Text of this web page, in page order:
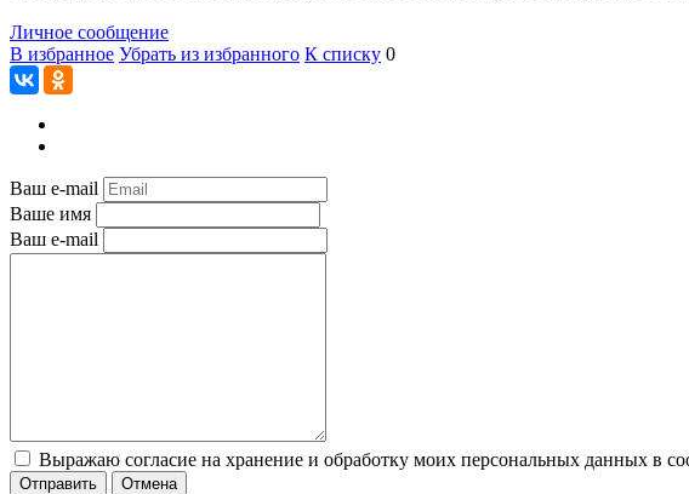
Личное сообщение
В избранное Убрать из избранного К списку 0
Ваш e-mail
Ваше имя
Ваш e-mail
Выражаю согласие на хранение и обработку моих персональных данных в
Отправить Отмена